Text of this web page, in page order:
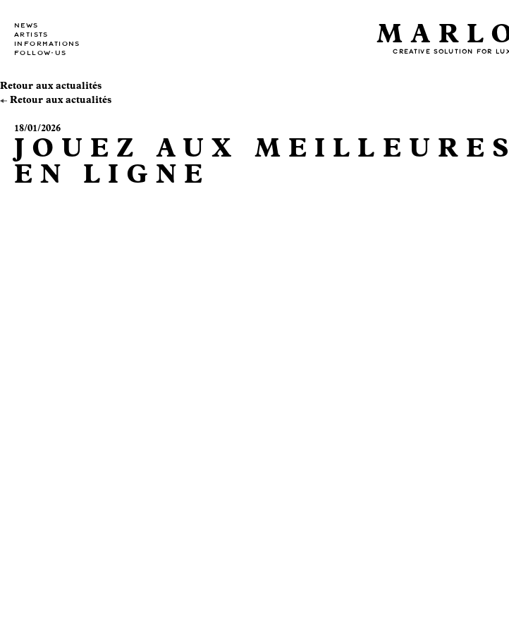
NEWS
ARTISTS
INFORMATIONS
FOLLOW-US CREATIVE SOLUTION FOR
Retour aux actualités
Retour aux actualités
18/01/2026
JOUEZ AUX
EN LIGNE